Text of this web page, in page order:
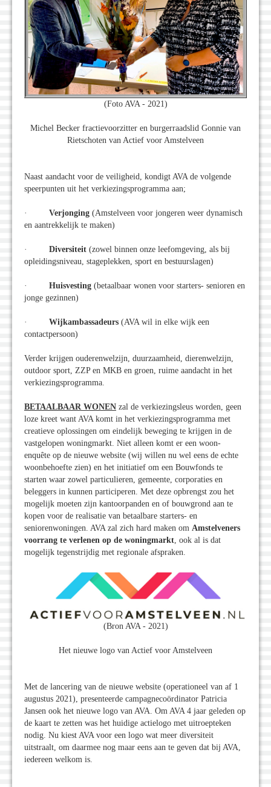
(Foto AVA - 2021)
Michel Becker fractievoorzitter en burgerraadslid Gonnie van
Rietschoten van Actief voor Amstelveen
Naast aandacht voor de veiligheid, kondigt AVA de volgende
speerpunten uit het verkiezingsprogramma aan;
· Verjonging (Amstelveen voor jongeren weer dynamisch
en aantrekkelijk te maken)
· Diversiteit (zowel binnen onze leefomgeving, als bij
opleidingsniveau, stageplekken, sport en bestuurslagen)
· Huisvesting (betaalbaar wonen voor starters- senioren en
jonge gezinnen)
· Wijkambassadeurs (AVA wil in elke wijk een
contactpersoon)
Verder krijgen ouderenwelzijn, duurzaamheid, dierenwelzijn,
outdoor sport, ZZP en MKB en groen, ruime aandacht in het
verkiezingsprogramma.
BETAALBAAR WONEN zal de verkiezingsleus worden, geen
loze kreet want AVA komt in het verkiezingsprogramma met
creatieve oplossingen om eindelijk beweging te krijgen in de
vastgelopen woningmarkt. Niet alleen komt er een woon-
enquête op de nieuwe website (wij willen nu wel eens de echte
woonbehoefte zien) en het initiatief om een Bouwfonds te
starten waar zowel particulieren, gemeente, corporaties en
beleggers in kunnen participeren. Met deze opbrengst zou het
mogelijk moeten zijn kantoorpanden en of bouwgrond aan te
kopen voor de realisatie van betaalbare starters- en
seniorenwoningen. AVA zal zich hard maken om Amstelveners
voorrang te verlenen op de woningmarkt, ook al is dat
mogelijk tegenstrijdig met regionale afspraken.
(Bron AVA - 2021)
Het nieuwe logo van Actief voor Amstelveen
Met de lancering van de nieuwe website (operationeel van af 1
augustus 2021), presenteerde campagnecoördinator Patricia
Jansen ook het nieuwe logo van AVA. Om AVA 4 jaar geleden op
de kaart te zetten was het huidige actielogo met uitroepteken
nodig. Nu kiest AVA voor een logo wat meer diversiteit
uitstraalt, om daarmee nog maar eens aan te geven dat bij AVA,
iedereen welkom is.